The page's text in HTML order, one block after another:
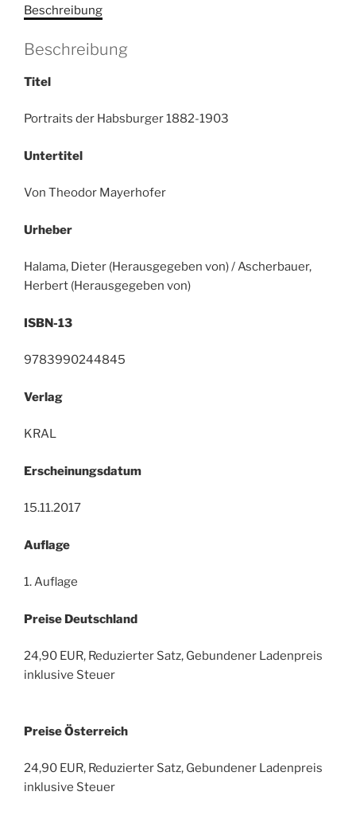
Beschreibung
Beschreibung
Titel
Portraits der Habsburger 1882-1903
Untertitel
Von Theodor Mayerhofer
Urheber
Halama, Dieter (Herausgegeben von) / Ascherbauer,
Herbert (Herausgegeben von)
ISBN-13
9783990244845
Verlag
KRAL
Erscheinungsdatum
15.11.2017
Auflage
1. Auflage
Preise Deutschland
24,90 EUR, Reduzierter Satz, Gebundener Ladenpreis
inklusive Steuer
Preise Österreich
24,90 EUR, Reduzierter Satz, Gebundener Ladenpreis
inklusive Steuer